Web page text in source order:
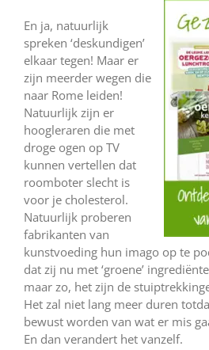
En ja, natuurlijk
spreken ‘deskundigen’
elkaar tegen! Maar er
zijn meerder wegen die
naar Rome leiden!
Natuurlijk zijn er
hoogleraren die met
droge ogen op TV
kunnen vertellen dat
roomboter slecht is
voor je cholesterol.
Natuurlijk proberen
fabrikanten van
kunstvoeding hun imago op te
dat zij nu met ‘groene’
maar zo, het zijn de
Het zal niet lang meer duren
bewust worden van wat er mis
En dan verandert het vanzelf.